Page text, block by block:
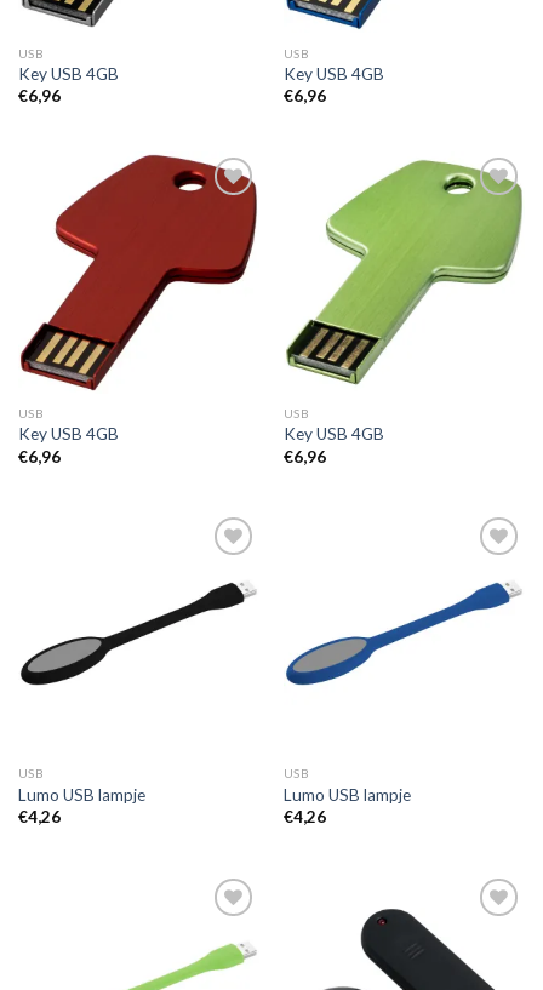
USB
Key USB 4GB
€6,96
USB
Key USB 4GB
€6,96
USB
Key USB 4GB
€6,96
USB
Key USB 4GB
€6,96
aan
wenslijst
USB
Lumo USB lampje
€4,26
aan
wenslijst
USB
Lumo USB lampje
€4,26
aan
wenslijst
wenslijst